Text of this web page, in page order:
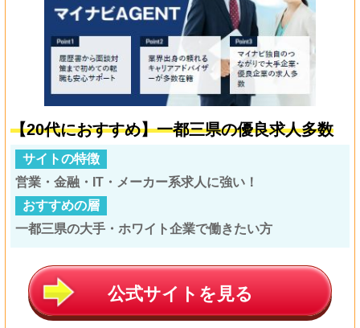
【20代におすすめ】一都三県の優良求人多数
サイトの特徴
営業・金融・IT・メーカー系求人に強い！
おすすめの層
一都三県の大手・ホワイト企業で働きたい方
公式サイトを見る